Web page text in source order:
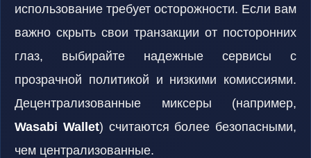
использование требует осторожности. Если вам
важно скрыть свои транзакции от посторонних
глаз, выбирайте надежные сервисы с
прозрачной политикой и низкими комиссиями.
Децентрализованные миксеры (например,
Wasabi Wallet) считаются более безопасными,
чем централизованные.